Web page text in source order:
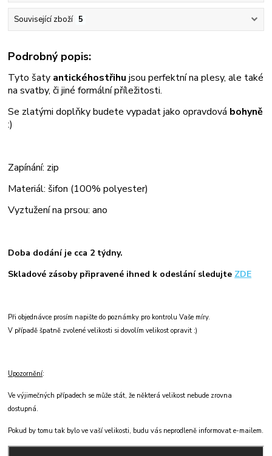
Související zboží 5
Podrobný popis:
Tyto šaty antickéhostřihu jsou perfektní na plesy, ale také
na svatby, či jiné formální příležitosti.
Se zlatými doplňky budete vypadat jako opravdová bohyně
:)
Zapínání: zip
Materiál: šifon (100% polyester)
Vyztužení na prsou: ano
Doba dodání je cca 2 týdny.
Skladové zásoby připravené ihned k odeslání sledujte ZDE
Při objednávce prosím napište do poznámky pro kontrolu Vaše míry.
V případě špatně zvolené velikosti si dovolím velikost opravit :)
Upozornění:
Ve výjimečných případech se může stát, že některá velikost nebude zrovna
dostupná.
Pokud by tomu tak bylo ve vaší velikosti, budu vás neprodleně informovat e-mailem.